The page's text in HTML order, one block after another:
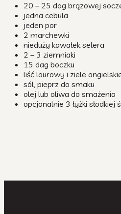
20 – 25 dag brązowej
jedna cebula
jeden por
2 marchewki
nieduży kawałek selera
2 – 3 ziemniaki
15 dag boczku
liść laurowy i ziele
sól, pieprz do smaku
olej lub oliwa do smażenia
opcjonalnie 3 łyżki słodkiej